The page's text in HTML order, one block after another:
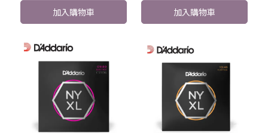
加入購物車 加入購物車